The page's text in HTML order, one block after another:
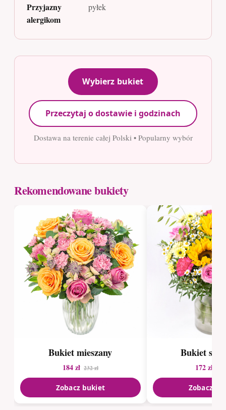
Przyjazny
alergikom
pyłek
Wybierz bukiet
Przeczytaj o dostawie i godzinach
Dostawa na terenie całej Polski • Popularny wybór
Rekomendowane bukiety
Bukiet mieszany
184 zł 232 zł
Zobacz bukiet
Bukiet
172 zł
Zobacz